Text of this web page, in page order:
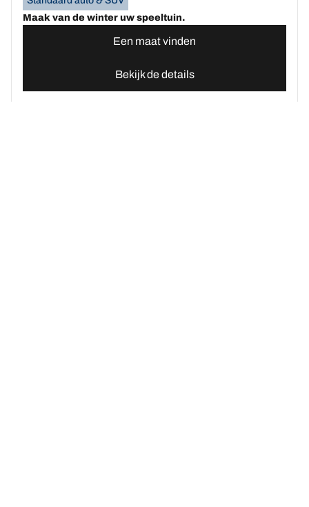
Maak van de winter uw speeltuin.
Een maat vinden
Bekijk de details